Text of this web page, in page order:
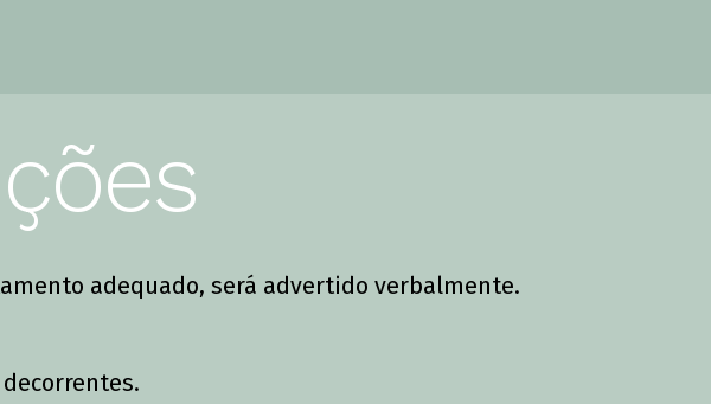
adequado, será advertido verbalmente.